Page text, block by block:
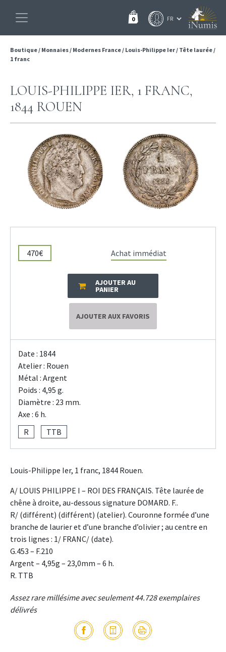
0
Boutique/ Monnaies/ Modernes France/ Louis-Philippe Ier/ Tête laurée/
1 franc
LOUIS-PHILIPPE IER, 1 FRANC,
1844 ROUEN
470€ Achat immédiat
AJOUTER AU
PANIER
AJOUTER AUX FAVORIS
Date : 1844
Atelier : Rouen
Métal : Argent
Poids : 4,95 g.
Diamètre : 23 mm.
Axe : 6 h.
R
TTB
Louis-Philippe Ier, 1 franc, 1844 Rouen.
A/ LOUIS PHILIPPE I – ROI DES FRANÇAIS. Tête laurée de
chêne à droite, au-dessous signature DOMARD. F..
R/ (différent) (différent) (atelier). Couronne formée d’une
branche de laurier et d’une branche d’olivier ; au centre en
trois lignes : 1/ FRANC/ (date).
G.453 – F.210
Argent – 4,95g – 23,0mm – 6 h.
R. TTB
Assez rare millésime avec seulement 44.728 exemplaires
délivrés